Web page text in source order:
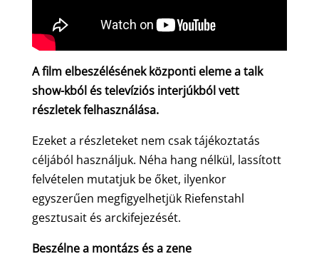
A film elbeszélésének központi eleme a talk
show-kból és televíziós interjúkból vett
részletek felhasználása.
Ezeket a részleteket nem csak tájékoztatás
céljából használjuk. Néha hang nélkül, lassított
felvételen mutatjuk be őket, ilyenkor
egyszerűen megfigyelhetjük Riefenstahl
gesztusait és arckifejezését.
Beszélne a montázs és a zene